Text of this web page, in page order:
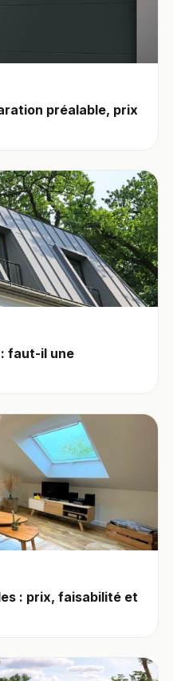
préalable, prix
faut-il une
: prix, faisabilité et